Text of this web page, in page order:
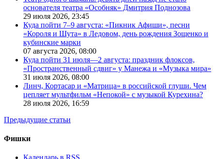
основателя театра «Особняк» Дмитрия Поднозова
29 июля 2026, 23:45
Куда пойти 7–9 августа: «Пикник Афиши», песни
«Короля и Шута» в Ледовом, день рождения Зощенко и
кубинские марки
07 августа 2026, 08:00
Куда пойти 31 июля—2 августа: праздник флоксов,
«Пространственный сдвиг» у Манежа и «Музыка мира»
31 июля 2026, 08:00
Линч, Кортасар и «Матрица» в российской глуши. Чем
цепляет мультфильм «Непокой» с музыкой Курехина?
28 июля 2026, 16:59
Предыдущие статьи
Фишки